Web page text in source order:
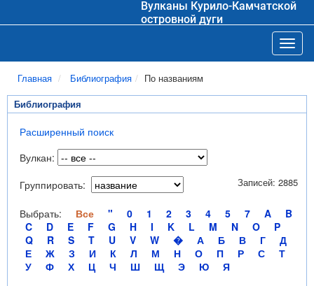
Вулканы Курило-Камчатской
островной дуги
Главная Библиография По названиям
Библиография
Расширенный поиск
Вулкан:
Группировать:
Выбрать: Все " 0 1 2 3 4 5 7 A
B
C
D E F G H I K L M N O
P
Q
R S T U V W � А Б В Г
Д
Е
Ж З И К Л М Н О П Р С
Т
У
Ф Х Ц Ч Ш Щ Э Ю Я
Записей: 2885